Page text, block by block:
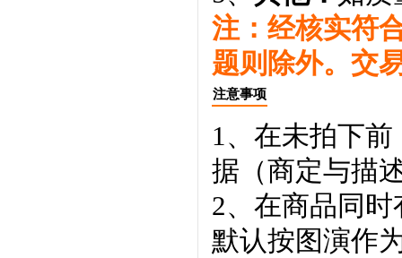
注：经核实符
题则除外。交
注意事项
1、在未拍下
据（商定与描
2、在商品同
默认按图演作